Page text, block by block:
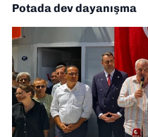
Potada dev dayanışma